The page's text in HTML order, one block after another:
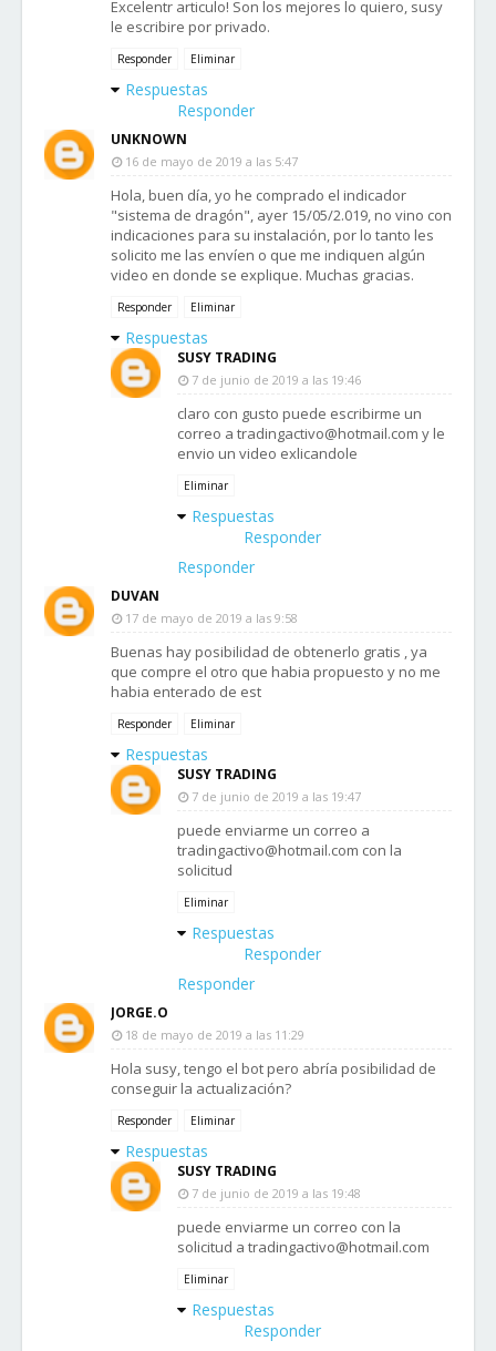
Excelentr articulo! Son los mejores lo quiero, susy
le escribire por privado.
Responder Eliminar
Respuestas
Responder
UNKNOWN
16 de mayo de 2019 a las 5:47
Hola, buen día, yo he comprado el indicador
"sistema de dragón", ayer 15/05/2.019, no vino con
indicaciones para su instalación, por lo tanto les
solicito me las envíen o que me indiquen algún
video en donde se explique. Muchas gracias.
Responder Eliminar
Respuestas
SUSY TRADING
7 de junio de 2019 a las 19:46
claro con gusto puede escribirme un
correo a tradingactivo@hotmail.com y le
envio un video exlicandole
Eliminar
Respuestas
Responder
Responder
DUVAN
17 de mayo de 2019 a las 9:58
Buenas hay posibilidad de obtenerlo gratis , ya
que compre el otro que habia propuesto y no me
habia enterado de est
Responder Eliminar
Respuestas
SUSY TRADING
7 de junio de 2019 a las 19:47
puede enviarme un correo a
tradingactivo@hotmail.com con la
solicitud
Eliminar
Respuestas
Responder
Responder
JORGE.O
18 de mayo de 2019 a las 11:29
Hola susy, tengo el bot pero abría posibilidad de
conseguir la actualización?
Responder Eliminar
Respuestas
SUSY TRADING
7 de junio de 2019 a las 19:48
puede enviarme un correo con la
solicitud a tradingactivo@hotmail.com
Eliminar
Respuestas
Responder